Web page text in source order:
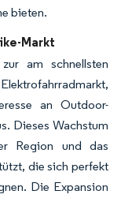
bieten.
Markt
am schnellsten
an Outdoor-
Dieses Wachstum
Region und das
die sich perfekt
Die Expansion